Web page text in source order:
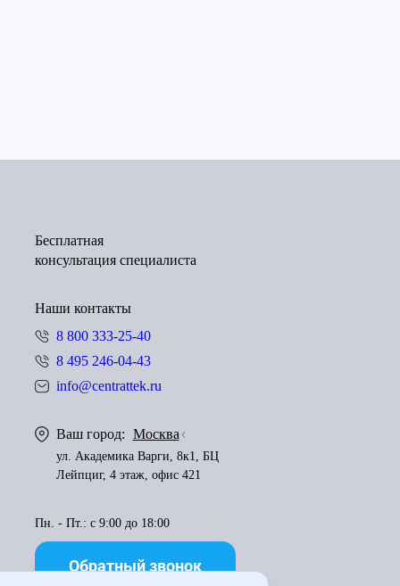
Бесплатная
консультация специалиста
Наши контакты
8 800 333-25-40
8 495 246-04-43
info@centrattek.ru
Ваш город: Москва
ул. Академика Варги, 8к1, БЦ
Лейпциг, 4 этаж, офис 421
Пн. - Пт.: с 9:00 до 18:00
Обратный звонок